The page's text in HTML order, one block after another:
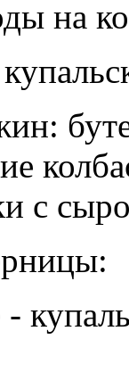
на
с